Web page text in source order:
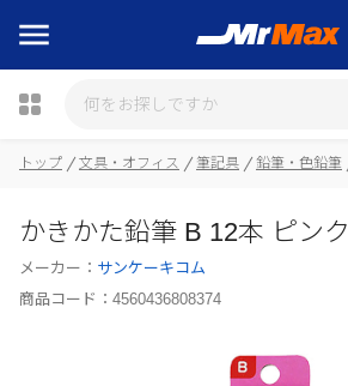
瓶詰
トップ 文具・オフィス 筆記具 鉛筆・色鉛筆
かきかた鉛筆 B 12本 ピンク
メーカー： サンケーキコム
商品コード： 4560436808374